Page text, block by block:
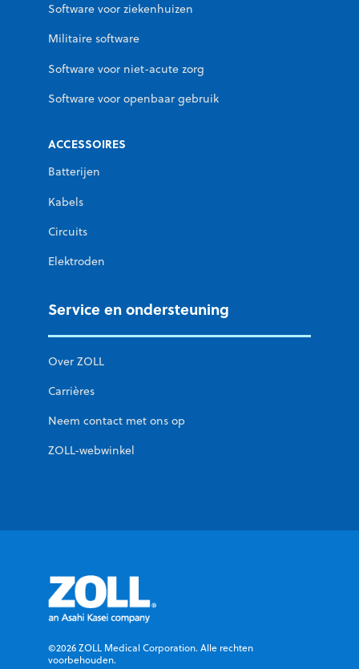
Software voor ziekenhuizen
Militaire software
Software voor niet-acute zorg
Software voor openbaar gebruik
ACCESSOIRES
Batterijen
Kabels
Circuits
Elektroden
Service en ondersteuning
Over ZOLL
Carrières
Neem contact met ons op
ZOLL-webwinkel
©2026 ZOLL Medical Corporation. Alle rechten
voorbehouden.